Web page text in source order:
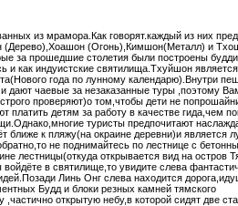
из мрамора.Как говорят.каждый из них
(Дерево),Хоашон (Огонь),Кимшон(Металл) и
за прошедшие столетия были построены
и как индуистские святилища.Тхуйшон
года по лунному календарю).Внутри
дают чаевые за незаказанные туры ,поэтому
проверяют)о том,чтобы дети не
детям за работу в качестве гида,чем
туристы предпочитают
ближе к пляжу(на окраине деревни)и является
не поднимайтесь по лестнице с
лестницы(откуда открывается вид на остров
в святилище,то увидите слева
Линь Онг слева находится
Будд и блоки резных камней тямского
открытую небу,в которой сидят две